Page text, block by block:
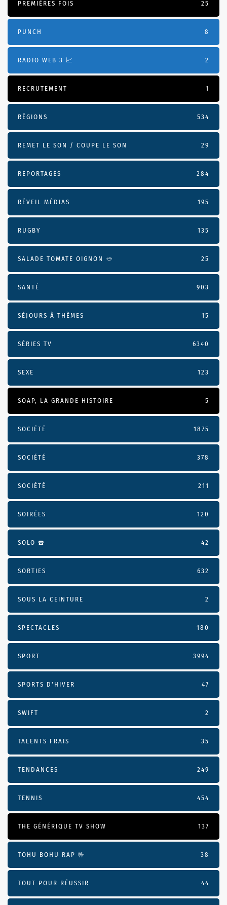
PREMIÈRES FOIS 25
PUNCH 8
RADIO WEB 3 📈 2
RECRUTEMENT 1
RÉGIONS 534
REMET LE SON / COUPE LE SON 29
REPORTAGES 284
RÉVEIL MÉDIAS 195
RUGBY 135
SALADE TOMATE OIGNON 🥙 25
SANTÉ 903
SÉJOURS À THÈMES 15
SÉRIES TV 6340
SEXE 123
SOAP, LA GRANDE HISTOIRE 5
SOCIÉTÉ 1875
SOCIÉTÉ 378
SOCIÉTÉ 211
SOIRÉES 120
SOLO ☎️ 42
SORTIES 632
SOUS LA CEINTURE 2
SPECTACLES 180
SPORT 3994
SPORTS D'HIVER 47
SWIFT 2
TALENTS FRAIS 35
TENDANCES 249
TENNIS 454
THE GÉNÉRIQUE TV SHOW 137
TOHU BOHU RAP 🤟 38
TOUT POUR RÉUSSIR 44